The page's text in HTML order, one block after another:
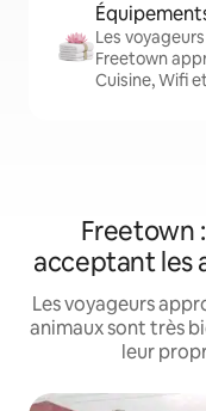
Les
Freetown
Cuisine, Wifi
Freetown
acceptant les
Les voyageurs
animaux sont très
leur